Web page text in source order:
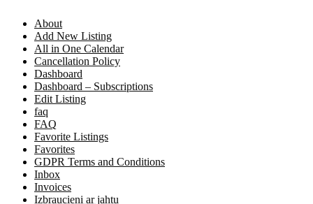
About
Add New Listing
All in One Calendar
Cancellation Policy
Dashboard
Dashboard – Subscriptions
Edit Listing
faq
FAQ
Favorite Listings
Favorites
GDPR Terms and Conditions
Inbox
Invoices
Izbraucieni ar jahtu